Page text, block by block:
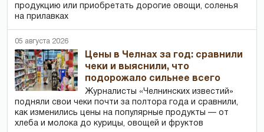
продукцию или приобретать дорогие овощи, соленья
на прилавках
05 августа 2026
Цены в Челнах за год: сравнили
чеки и выяснили, что
подорожало сильнее всего
Журналисты «Челнинских известий»
подняли свои чеки почти за полтора года и сравнили,
как изменились цены на популярные продукты — от
хлеба и молока до курицы, овощей и фруктов